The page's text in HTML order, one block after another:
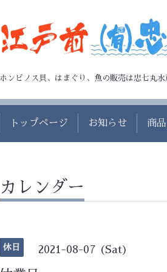
ホンビノス貝、はまぐり、魚の販売は忠七丸水
トップページ お知らせ 商品
カレンダー
休日 2021-08-07 (Sat)